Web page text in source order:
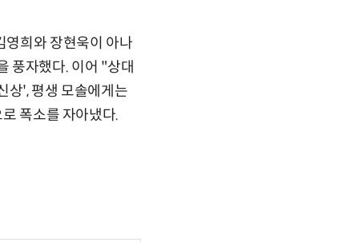
희와 장현욱이 아나
풍자했다. 이어 "상대
상', 평생 모솔에게는
폭소를 자아냈다.